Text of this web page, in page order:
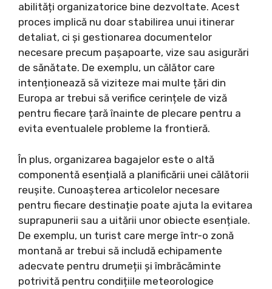
abilități organizatorice bine dezvoltate. Acest
proces implică nu doar stabilirea unui itinerar
detaliat, ci și gestionarea documentelor
necesare precum pașapoarte, vize sau asigurări
de sănătate. De exemplu, un călător care
intenționează să viziteze mai multe țări din
Europa ar trebui să verifice cerințele de viză
pentru fiecare țară înainte de plecare pentru a
evita eventualele probleme la frontieră.
În plus, organizarea bagajelor este o altă
componentă esențială a planificării unei călătorii
reușite. Cunoașterea articolelor necesare
pentru fiecare destinație poate ajuta la evitarea
suprapunerii sau a uitării unor obiecte esențiale.
De exemplu, un turist care merge într-o zonă
montană ar trebui să includă echipamente
adecvate pentru drumeții și îmbrăcăminte
potrivită pentru condițiile meteorologice